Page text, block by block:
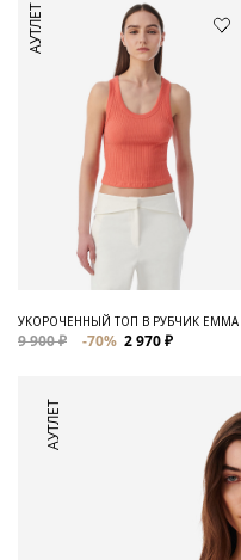
АУТЛЕТ
УКОРОЧЕННЫЙ ТОП В РУБЧИК EMMA
9 900 ₽ -70% 2 970 ₽
АУТЛЕТ